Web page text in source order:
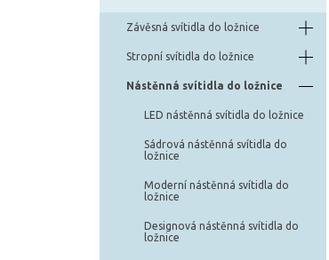
Závěsná svítidla do ložnice
Stropní svítidla do ložnice
Nástěnná svítidla do ložnice
LED nástěnná svítidla do ložnice
Sádrová nástěnná svítidla do
ložnice
Moderní nástěnná svítidla do
ložnice
Designová nástěnná svítidla do
ložnice